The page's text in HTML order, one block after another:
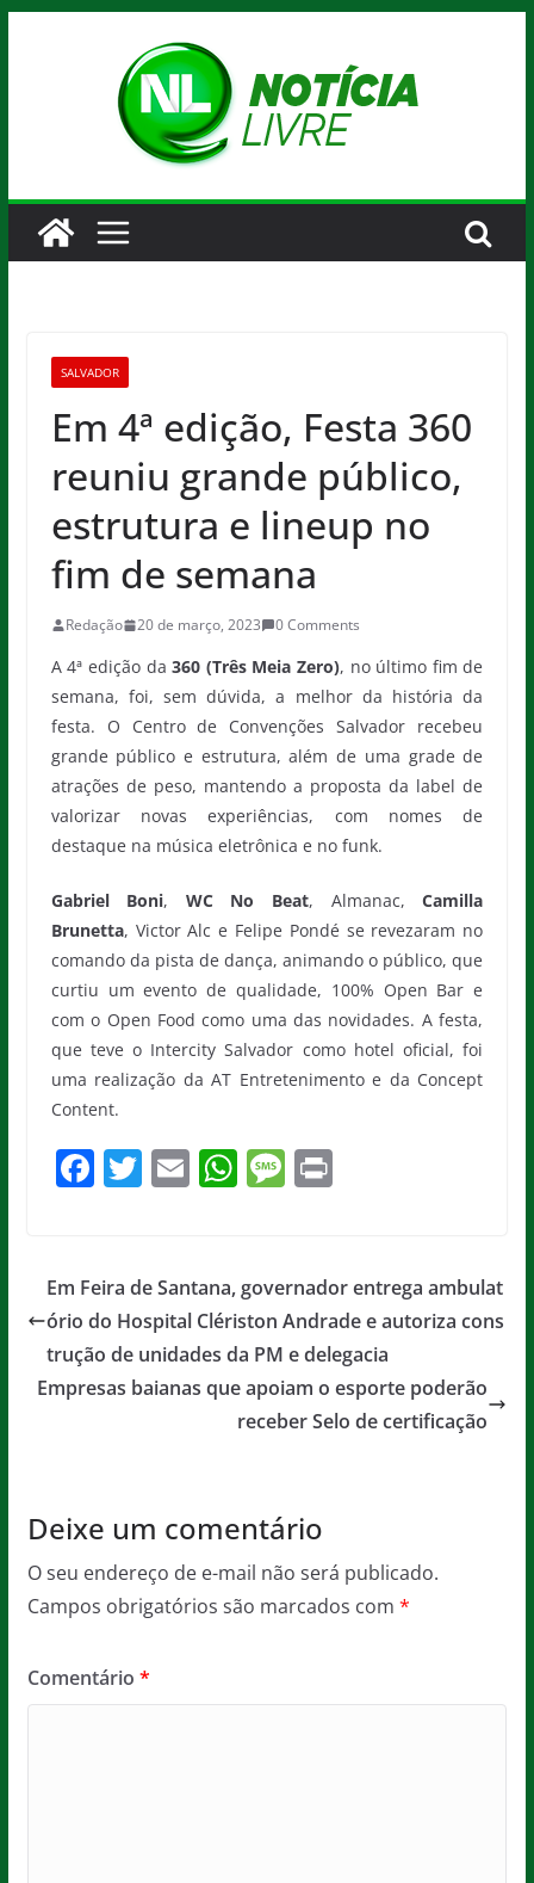
SALVADOR
Em 4ª edição, Festa 360
reuniu grande público,
estrutura e lineup no
fim de semana
Redação 20 de março, 2023 0 Comments
A 4ª edição da360 (Três Meia Zero), no último fim de
semana, foi, sem dúvida, a melhor da história da
festa. O Centro de Convenções Salvador recebeu
grande público e estrutura, além de uma grade de
atrações de peso, mantendo a proposta da label de
valorizar novas experiências, com nomes de
destaque na música eletrônica e no funk.
Gabriel Boni, WC No Beat, Almanac,Camilla
Brunetta, Victor Alc e Felipe Pondé se revezaram no
comando da pista de dança, animando o público, que
curtiu um evento de qualidade, 100% Open Bar e
com o Open Food como uma das novidades. A festa,
que teve o Intercity Salvador como hotel oficial, foi
uma realização da AT Entretenimento e da Concept
Content.
F
e
b
o
o
T
er
E
l
W
s
A
p
p
M
a
g
e
Pr
Em Feira de Santana, governador entrega ambulat
ório do Hospital Clériston Andrade e autoriza cons
trução de unidades da PM e delegacia
Empresas baianas que apoiam o esporte poderão
receber Selo de certificação
Deixe um comentário
O seu endereço de e-mail não será publicado.
Campos obrigatórios são marcados com *
Comentário *